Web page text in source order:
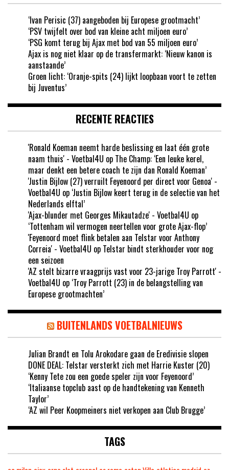
‘Ivan Perisic (37) aangeboden bij Europese grootmacht’
‘PSV twijfelt over bod van kleine acht miljoen euro’
‘PSG komt terug bij Ajax met bod van 55 miljoen euro’
Ajax is nog niet klaar op de transfermarkt: ‘Nieuw kanon is
aanstaande’
Groen licht: ‘Oranje-spits (24) lijkt loopbaan voort te zetten
bij Juventus’
RECENTE REACTIES
'Ronald Koeman neemt harde beslissing en laat één grote
naam thuis' - Voetbal4U op The Champ: ‘Een leuke kerel,
maar denkt een betere coach te zijn dan Ronald Koeman’
'Justin Bijlow (27) verruilt Feyenoord per direct voor Genoa' -
Voetbal4U op ‘Justin Bijlow keert terug in de selectie van het
Nederlands elftal’
'Ajax-blunder met Georges Mikautadze' - Voetbal4U op
‘Tottenham wil vermogen neertellen voor grote Ajax-flop’
'Feyenoord moet flink betalen aan Telstar voor Anthony
Correia' - Voetbal4U op Telstar bindt sterkhouder voor nog
een seizoen
'AZ stelt bizarre vraagprijs vast voor 23-jarige Troy Parrott' -
Voetbal4U op ‘Troy Parrott (23) in de belangstelling van
Europese grootmachten’
BUITENLANDS VOETBALNIEUWS
Julian Brandt en Tolu Arokodare gaan de Eredivisie slopen
DONE DEAL: Telstar versterkt zich met Harrie Kuster (20)
‘Kenny Tete zou een goede speler zijn voor Feyenoord’
‘Italiaanse topclub aast op de handtekening van Kenneth
Taylor’
‘AZ wil Peer Koopmeiners niet verkopen aan Club Brugge’
TAGS